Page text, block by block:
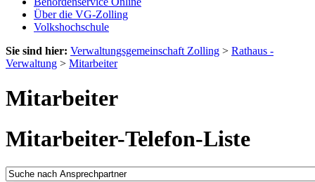
Über die VG-Zolling
Volkshochschule
Sie sind hier: Verwaltungsgemeinschaft Zolling > Rathaus -
Verwaltung > Mitarbeiter
Mitarbeiter
Mitarbeiter-Telefon-Liste